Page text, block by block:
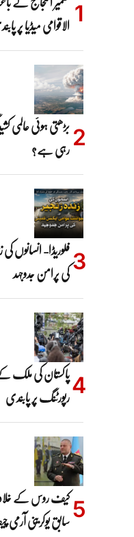
الاقوامی میڈیا پر
بڑھتی ہوئی عالمی
رہی ہے؟
فلوریڈا- انسانوں
کی پرامن جدوجہد
پاکستان کی ملک
رپورٹنگ پر پابندی
کیف روس کے خلاف
سابق یوکرینی